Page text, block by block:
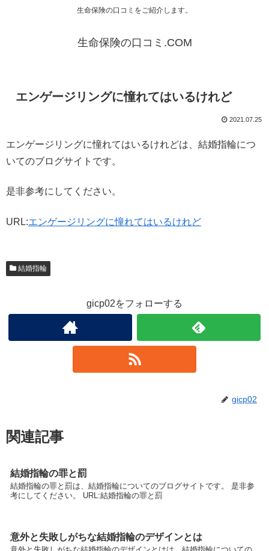
生命保険の口コミをご紹介します。
生命保険の口コミ.COM
エンゲージリングに憧れてはいるけれど
2021.07.25
エンゲージリングに憧れてはいるけれどは、結婚指輪につ
いてのブログサイトです。
是非参考にしてください。
URL:エンゲージリングに憧れてはいるけれど
結婚指輪
gicp02をフォローする
gicp02
関連記事
結婚指輪の罪と罰
結婚指輪の罪と罰は、結婚指輪についてのブログサイトです。 是非参
考にしてください。 URL:結婚指輪の罪と罰
意外と失敗しがちな結婚指輪のデザインとは